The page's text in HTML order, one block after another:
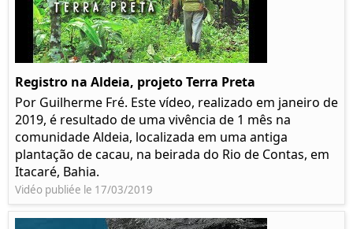
Registro na Aldeia, projeto Terra Preta
Por Guilherme Fré. Este vídeo, realizado em janeiro de
2019, é resultado de uma vivência de 1 mês na
comunidade Aldeia, localizada em uma antiga
plantação de cacau, na beirada do Rio de Contas, em
Itacaré, Bahia.
Vidéo publiée le 17/03/2019